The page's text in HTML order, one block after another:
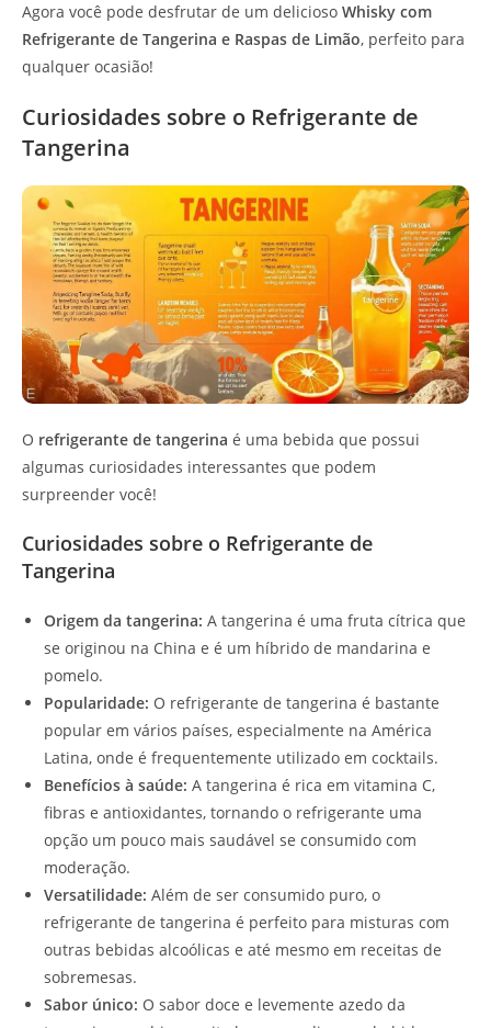
Agora você pode desfrutar de um delicioso Whisky com
Refrigerante de Tangerina e Raspas de Limão, perfeito para
qualquer ocasião!
Curiosidades sobre o Refrigerante de
Tangerina
O refrigerante de tangerina é uma bebida que possui
algumas curiosidades interessantes que podem
surpreender você!
Curiosidades sobre o Refrigerante de
Tangerina
Origem da tangerina: A tangerina é uma fruta cítrica que
se originou na China e é um híbrido de mandarina e
pomelo.
Popularidade: O refrigerante de tangerina é bastante
popular em vários países, especialmente na América
Latina, onde é frequentemente utilizado em cocktails.
Benefícios à saúde: A tangerina é rica em vitamina C,
fibras e antioxidantes, tornando o refrigerante uma
opção um pouco mais saudável se consumido com
moderação.
Versatilidade: Além de ser consumido puro, o
refrigerante de tangerina é perfeito para misturas com
outras bebidas alcoólicas e até mesmo em receitas de
sobremesas.
Sabor único: O sabor doce e levemente azedo da